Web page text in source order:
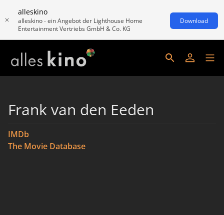
alleskino
alleskino - ein Angebot der Lighthouse Home
Entertainment Vertriebs GmbH & Co. KG
Download
Frank van den Eeden
IMDb
The Movie Database